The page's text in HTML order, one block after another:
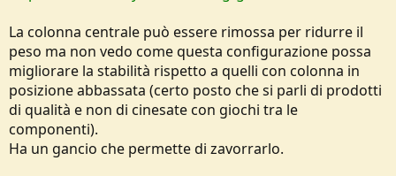
La colonna centrale può essere rimossa per ridurre il
peso ma non vedo come questa configurazione possa
migliorare la stabilità rispetto a quelli con colonna in
posizione abbassata (certo posto che si parli di prodotti
di qualità e non di cinesate con giochi tra le
componenti).
Ha un gancio che permette di zavorrarlo.